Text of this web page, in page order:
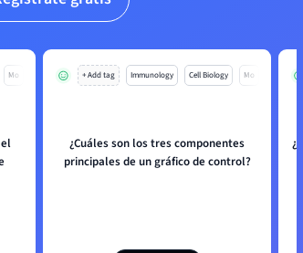
Mo + Add tag Immunology Cell Biology Mo
¿Cuáles son los tres componentes
principales de un gráfico de control?